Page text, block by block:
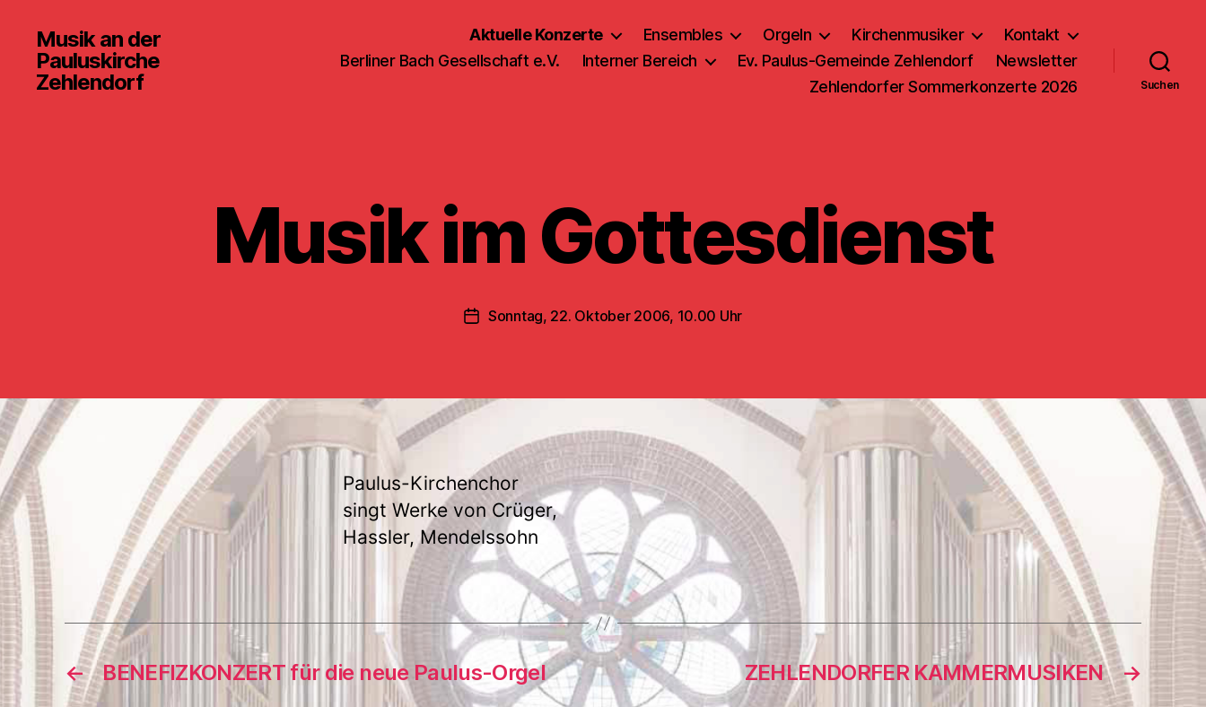
Musik an der
Pauluskirche
Zehlendorf
Aktuelle Konzerte Ensembles Orgeln Kirchenmusiker
Kontakt
Berliner Bach Gesellschaft e.V.
Interner Bereich Ev. Paulus-Gemeinde Zehlendorf
Newsletter
Zehlendorfer Sommerkonzerte 2026
Suchen
Musik im Gottesdienst
Veröffentlichungsdatum
Sonntag, 22. Oktober 2006, 10.00 Uhr
Paulus-Kirchenchor
singt Werke von Crüger,
Hassler, Mendelssohn
← BENEFIZKONZERT für die neue Paulus-Orgel →
ZEHLENDORFER KAMMERMUSIKEN